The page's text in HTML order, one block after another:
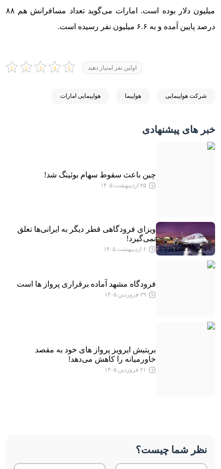
میلیون دلار بوده است. امارات می‌گوید تعداد مسافرانش هم ۸۸
درصد پایین آمده و به ۶.۶ میلیون نفر رسیده است.
اولین نفر امتیاز دهید
شرکت هواپیمایی هواپیما هواپیمایی امارات
خبر های پیشنهادی
چین باعث سقوط سهام بوئینگ شد!
۲۵ اردیبهشت ۱۴۰۵
ویزای فرودگاهی قطر دیگر به ایرانی‌ها تعلق
نمی‌گیرد!
۶ اردیبهشت ۱۴۰۵
فرودگاه مشهد آماده برقراری پرواز ها است
۲۹ فروردین ۱۴۰۵
بریتیش ایرویز پرواز های خود به مقصد
خاورمیانه را کاهش می‌دهد!
۲۱ فروردین ۱۴۰۵
نظر شما چیست؟